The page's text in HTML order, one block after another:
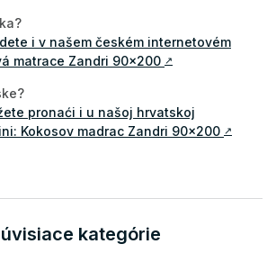
i v našem českém internetovém
matrace Zandri 90x200 ↗
pronaći i u našoj hrvatskoj
Kokosov madrac Zandri 90x200 ↗
kategórie